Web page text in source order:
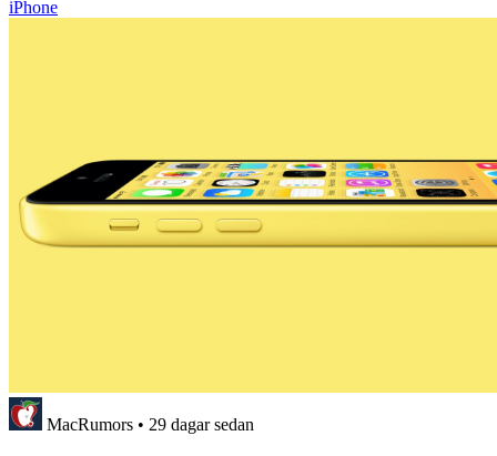
iPhone
MacRumors • 29 dagar sedan